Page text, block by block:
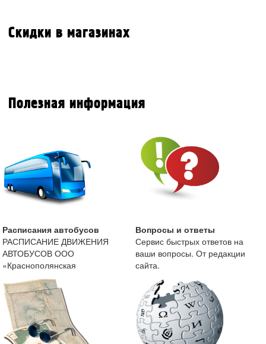
Скидки в магазинах
Полезная информация
Расписания автобусов
РАСПИСАНИЕ ДВИЖЕНИЯ
АВТОБУСОВ ООО
«Краснополянская
автоколонна» с 13 мая 2019
Вопросы и ответы
Сервис быстрых ответов на
ваши вопросы. От редакции
сайта.